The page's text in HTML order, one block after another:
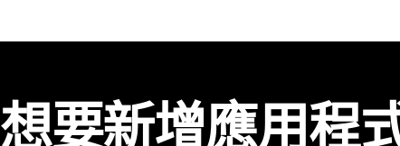
想要新增應用程